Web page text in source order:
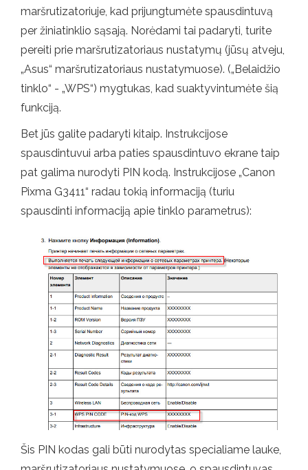
maršrutizatoriuje, kad prijungtumėte spausdintuvą
per žiniatinklio sąsają. Norėdami tai padaryti, turite
pereiti prie maršrutizatoriaus nustatymų (jūsų atveju,
„Asus“ maršrutizatoriaus nustatymuose). („Belaidžio
tinklo“ - „WPS“) mygtukas, kad suaktyvintumėte šią
funkciją.
Bet jūs galite padaryti kitaip. Instrukcijose
spausdintuvui arba paties spausdintuvo ekrane taip
pat galima nurodyti PIN kodą. Instrukcijose „Canon
Pixma G3411“ radau tokią informaciją (turiu
spausdinti informaciją apie tinklo parametrus):
Šis PIN kodas gali būti nurodytas specialiame lauke,